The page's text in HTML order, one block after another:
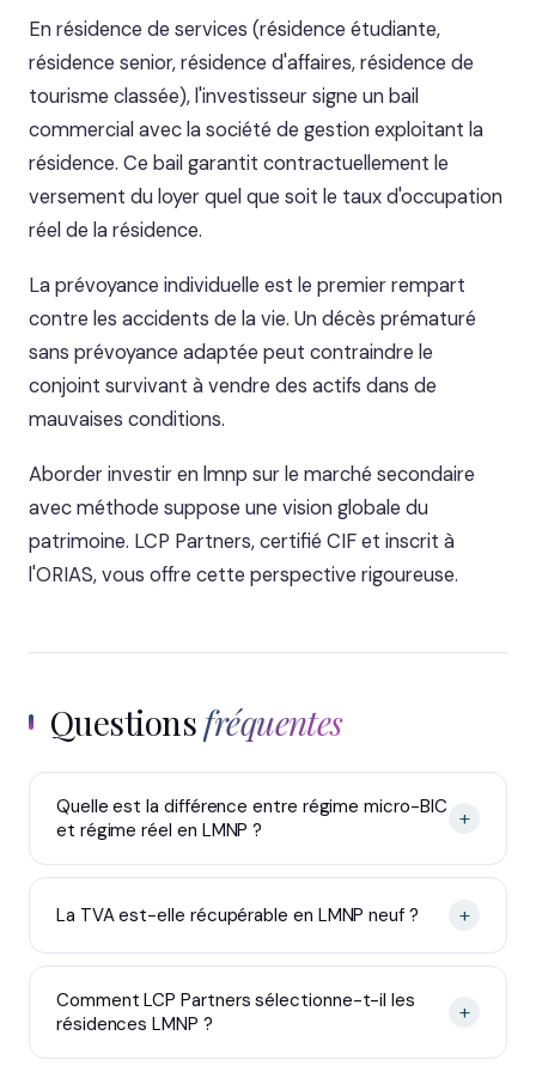
En résidence de services (résidence étudiante,
résidence senior, résidence d'affaires, résidence de
tourisme classée), l'investisseur signe un bail
commercial avec la société de gestion exploitant la
résidence. Ce bail garantit contractuellement le
versement du loyer quel que soit le taux d'occupation
réel de la résidence.
La prévoyance individuelle est le premier rempart
contre les accidents de la vie. Un décès prématuré
sans prévoyance adaptée peut contraindre le
conjoint survivant à vendre des actifs dans de
mauvaises conditions.
Aborder investir en lmnp sur le marché secondaire
avec méthode suppose une vision globale du
patrimoine. LCP Partners, certifié CIF et inscrit à
l'ORIAS, vous offre cette perspective rigoureuse.
Questionsfréquentes
Quelle est la différence entre régime micro-BIC
et régime réel en LMNP ?
+
La TVA est-elle récupérable en LMNP neuf ? +
Comment LCP Partners sélectionne-t-il les
résidences LMNP ?
+